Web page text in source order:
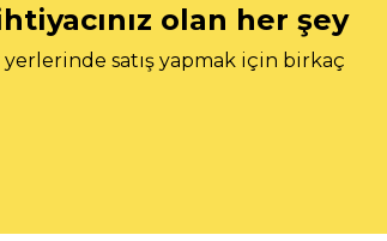
olan her şey
satış yapmak için birkaç